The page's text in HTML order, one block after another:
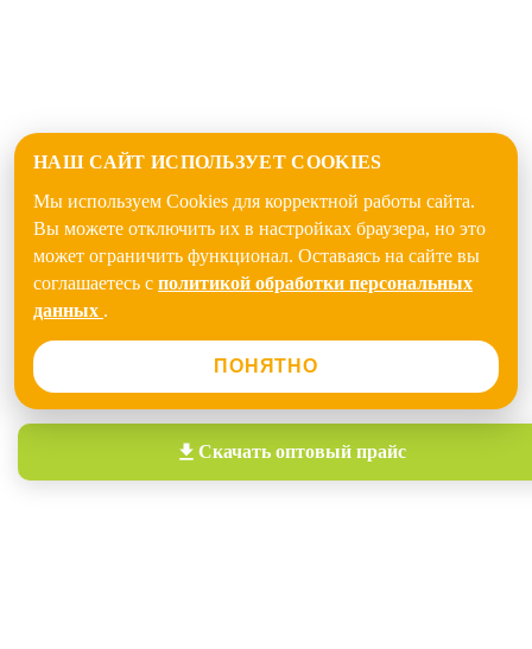
НАШ САЙТ ИСПОЛЬЗУЕТ COOKIES
Мы используем Cookies для корректной работы сайта.
Вы можете отключить их в настройках браузера, но это
может ограничить функционал. Оставаясь на сайте вы
соглашаетесь с политикой обработки персональных
данных .
ПОНЯТНО
Скачать оптовый прайс